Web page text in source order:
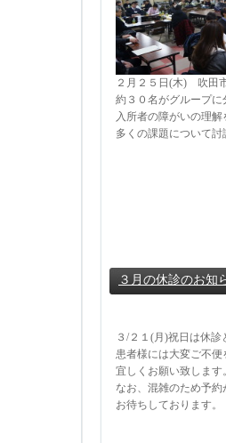
２月２５日(木) 吹田
約３０名がグループ
入所者の障がいの理
多くの課題について
３月の休診のお知
３/２１(月)祝日は休
患者様には大変ご不
宜しくお願い致します
なお、混雑のため予
お待ちしております。